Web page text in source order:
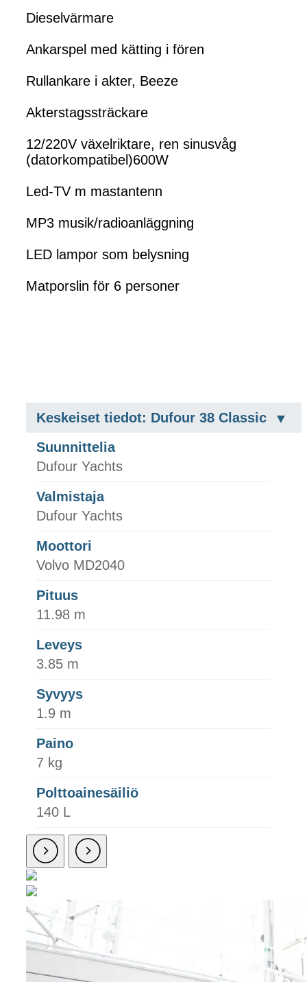
Dieselvärmare
Ankarspel med kätting i fören
Rullankare i akter, Beeze
Akterstagssträckare
12/220V växelriktare, ren sinusvåg
(datorkompatibel)600W
Led-TV m mastantenn
MP3 musik/radioanläggning
LED lampor som belysning
Matporslin för 6 personer
Keskeiset tiedot: Dufour 38 Classic
Suunnittelia
Dufour Yachts
Valmistaja
Dufour Yachts
Moottori
Volvo MD2040
Pituus
11.98 m
Leveys
3.85 m
Syvyys
1.9 m
Paino
7 kg
Polttoainesäiliö
140 L